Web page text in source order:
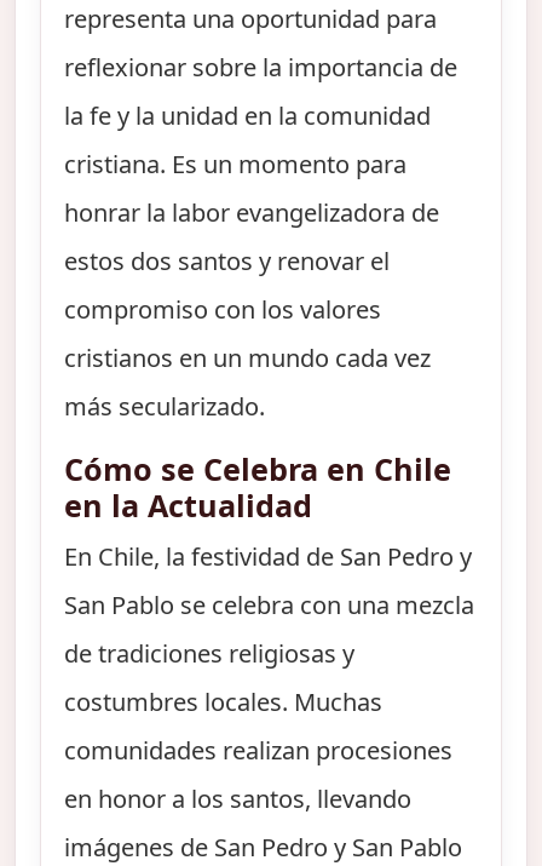
representa una oportunidad para
reflexionar sobre la importancia de
la fe y la unidad en la comunidad
cristiana. Es un momento para
honrar la labor evangelizadora de
estos dos santos y renovar el
compromiso con los valores
cristianos en un mundo cada vez
más secularizado.
Cómo se Celebra en Chile
en la Actualidad
En Chile, la festividad de San Pedro y
San Pablo se celebra con una mezcla
de tradiciones religiosas y
costumbres locales. Muchas
comunidades realizan procesiones
en honor a los santos, llevando
imágenes de San Pedro y San Pablo